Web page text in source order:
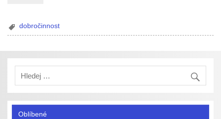
dobročinnost
Oblíbené